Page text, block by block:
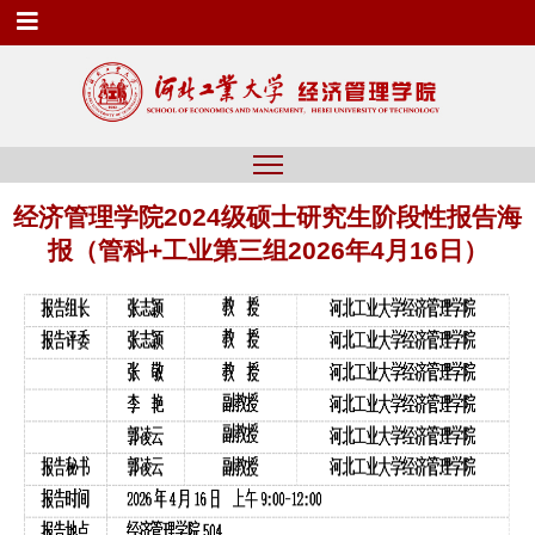
经济管理学院2024级硕士研究生阶段性报告海
报（管科+工业第三组2026年4月16日）